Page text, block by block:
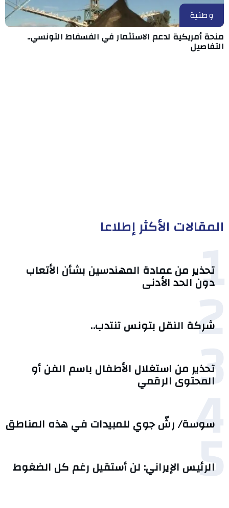
وطنية
منحة أمريكية لدعم الاستثمار في الفسفاط التونسي..
التفاصيل
المقالات الأكثر إطلاعا
1
تحذير من عمادة المهندسين بشأن الأتعاب
دون الحد الأدنى
2
شركة النقل بتونس تنتدب..
3
تحذير من استغلال الأطفال باسم الفن أو
المحتوى الرقمي
4
سوسة/ رشّ جوي للمبيدات في هذه المناطق
5
الرئيس الإيراني: لن أستقيل رغم كل الضغوط